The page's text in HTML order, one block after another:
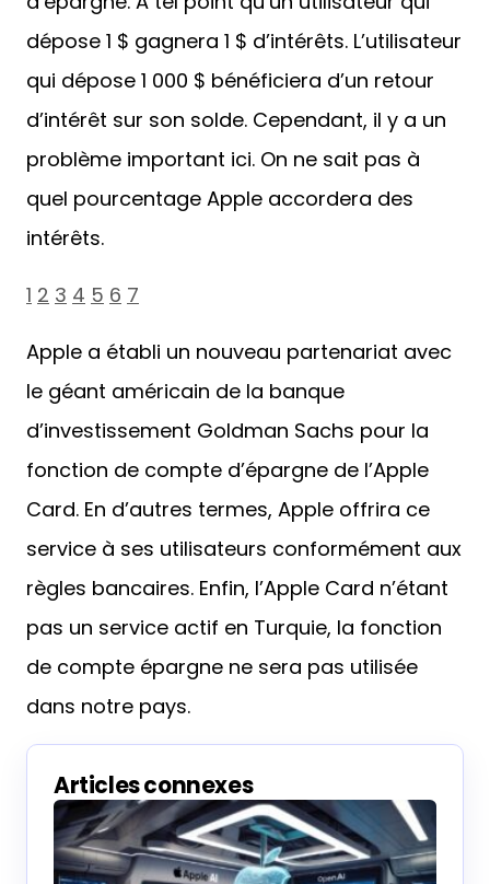
dépose 1 $ gagnera 1 $ d’intérêts. L’utilisateur
qui dépose 1 000 $ bénéficiera d’un retour
d’intérêt sur son solde. Cependant, il y a un
problème important ici. On ne sait pas à
quel pourcentage Apple accordera des
intérêts.
1 2 3 4 5 6 7
Apple a établi un nouveau partenariat avec
le géant américain de la banque
d’investissement Goldman Sachs pour la
fonction de compte d’épargne de l’Apple
Card. En d’autres termes, Apple offrira ce
service à ses utilisateurs conformément aux
règles bancaires. Enfin, l’Apple Card n’étant
pas un service actif en Turquie, la fonction
de compte épargne ne sera pas utilisée
dans notre pays.
Articles connexes